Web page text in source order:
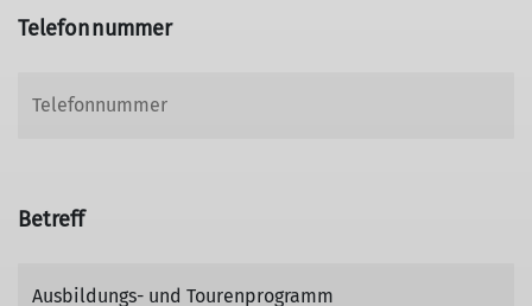
Telefonnummer
Betreff